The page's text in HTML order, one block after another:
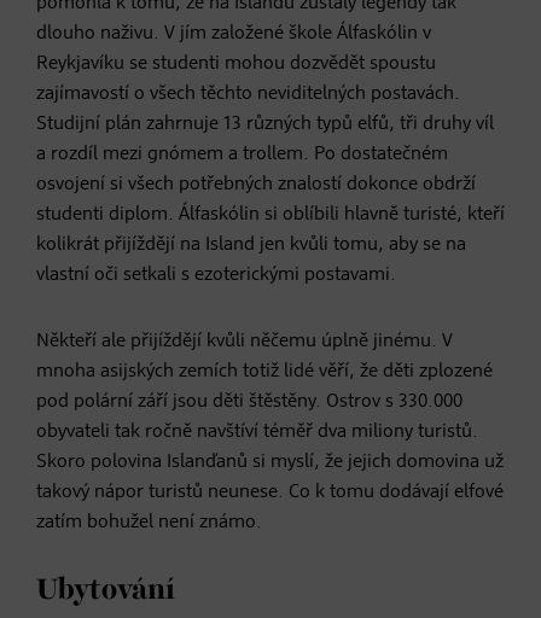
dlouho naživu. V jím založené škole Álfaskólin v
Reykjavíku se studenti mohou dozvědět spoustu
zajímavostí o všech těchto neviditelných postavách.
Studijní plán zahrnuje 13 různých typů elfů, tři druhy víl
a rozdíl mezi gnómem a trollem. Po dostatečném
osvojení si všech potřebných znalostí dokonce obdrží
studenti diplom. Álfaskólin si oblíbili hlavně turisté, kteří
kolikrát přijíždějí na Island jen kvůli tomu, aby se na
vlastní oči setkali s ezoterickými postavami.
Někteří ale přijíždějí kvůli něčemu úplně jinému. V
mnoha asijských zemích totiž lidé věří, že děti zplozené
pod polární září jsou děti štěstěny. Ostrov s 330.000
obyvateli tak ročně navštíví téměř dva miliony turistů.
Skoro polovina Islanďanů si myslí, že jejich domovina už
takový nápor turistů neunese. Co k tomu dodávají elfové
zatím bohužel není známo.
Ubytování